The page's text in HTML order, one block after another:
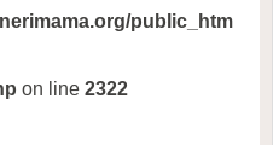
public_htm
on line 2322